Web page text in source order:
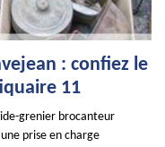
: confiez le
11
grenier brocanteur
prise en charge